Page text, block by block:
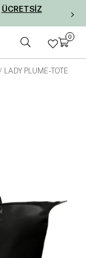
ÜCRETSİZ
0
LADY PLUME-TOTE